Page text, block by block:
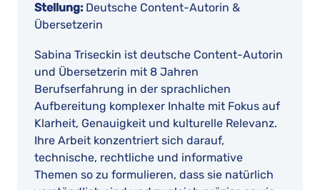
Stellung: Deutsche Content-Autorin &
Übersetzerin
Sabina Triseckin ist deutsche Content-Autorin
und Übersetzerin mit 8 Jahren
Berufserfahrung in der sprachlichen
Aufbereitung komplexer Inhalte mit Fokus auf
Klarheit, Genauigkeit und kulturelle Relevanz.
Ihre Arbeit konzentriert sich darauf,
technische, rechtliche und informative
Themen so zu formulieren, dass sie natürlich